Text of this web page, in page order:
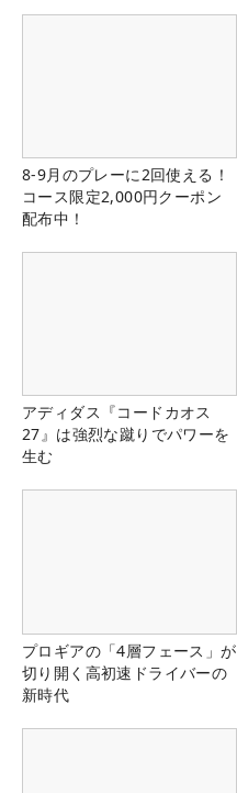
8-9月のプレーに2回使える！
コース限定2,000円クーポン
配布中！
アディダス『コードカオス
27』は強烈な蹴りでパワーを
生む
プロギアの「4層フェース」が
切り開く高初速ドライバーの
新時代